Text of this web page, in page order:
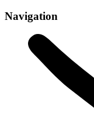
Navigation